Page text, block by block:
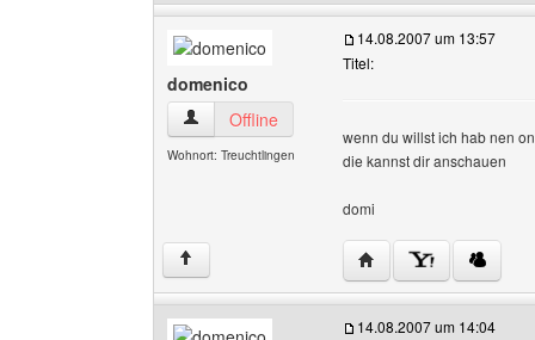
domenico
domenico Benutzer-Profile anzeigen
Offline
Wohnort: Treuchtlingen
14.08.2007 um 13:57
Titel:
wenn du willst ich hab nen
die kannst dir anschauen
domi
↑ Website dieses
14.08.2007 um 14:04